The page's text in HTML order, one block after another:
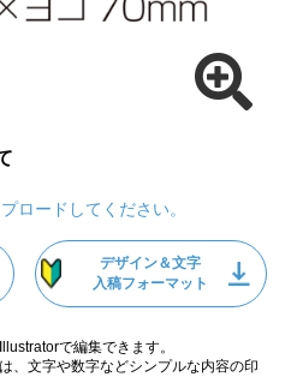
ロードしてください。
デザイン＆文字
入稿フォーマット
で編集できます。
、文字や数字などシンプルな内容の印